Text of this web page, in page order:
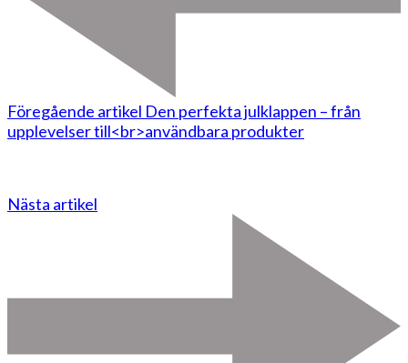
Föregående artikel Den perfekta julklappen – från
upplevelser till<br>användbara produkter
Nästa artikel